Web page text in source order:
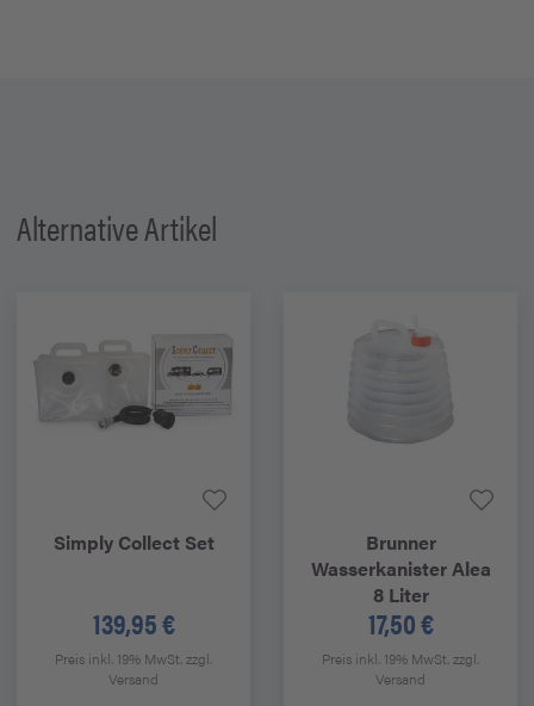
Alternative Artikel
Simply CollectSet
139,95 €
Preis inkl. 19% MwSt.zzgl.
Versand
Brunner
Wasserkanister Alea
8 Liter
17,50 €
Preis inkl. 19% MwSt.zzgl.
Versand